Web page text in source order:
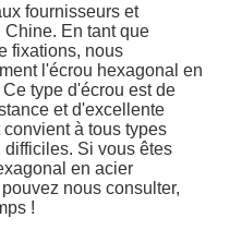
fournisseurs et
En tant que
fixations, nous
l'écrou hexagonal en
type d'écrou est de
et d'excellente
à tous types
Si vous êtes
en acier
nous consulter,
!